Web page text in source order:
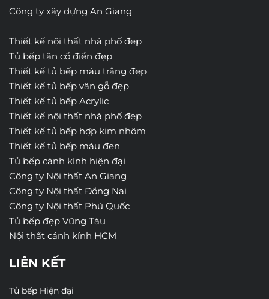
Công ty xây dựng An Giang
Thiết kế nội thất nhà phố đẹp
Tủ bếp tân cổ điển đẹp
Thiết kế tủ bếp màu trắng đẹp
Thiết kế tủ bếp vân gỗ đẹp
Thiết kế tủ bếp Acrylic
Thiết kế nội thất nhà phố đẹp
Thiết kế tủ bếp hợp kim nhôm
Thiết kế tủ bếp màu đen
Tủ bếp cánh kính hiện đại
Công ty Nội thất An Giang
Công ty Nội thất Đồng Nai
Công ty Nội thất Phú Quốc
Tủ bếp đẹp Vũng Tàu
Nội thất cánh kính HCM
LIÊN KẾT
Tủ bếp Hiện đại